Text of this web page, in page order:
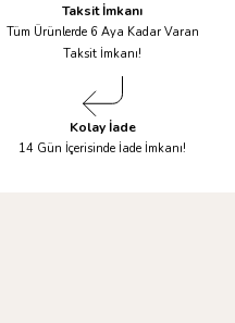
Taksit İmkanı
Tüm Ürünlerde 6 Aya Kadar Varan
Taksit İmkanı!
Kolay İade
14 Gün İçerisinde İade İmkanı!